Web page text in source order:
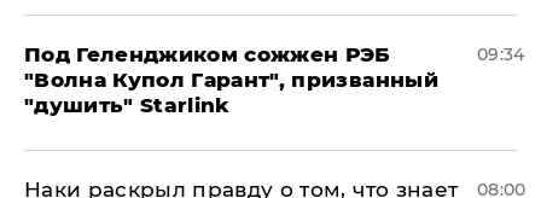
Под Геленджиком сожжен РЭБ
"Волна Купол Гарант", призванный
"душить" Starlink
09:34
Наки раскрыл правду о том, что знает
08:00